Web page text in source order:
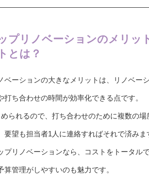
プリノベーションのメリッ
とは？
ベーションの大きなメリットは、リノベー
打ち合わせの時間が効率化できる点です。
られるので、打ち合わせのために複数の場
要望も担当者1人に連絡すればそれで済みま
プリノベーションなら、コストをトータル
算管理がしやすいのも魅力です。